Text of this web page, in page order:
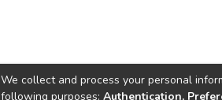
We collect and process your personal
following purposes: Authentication,